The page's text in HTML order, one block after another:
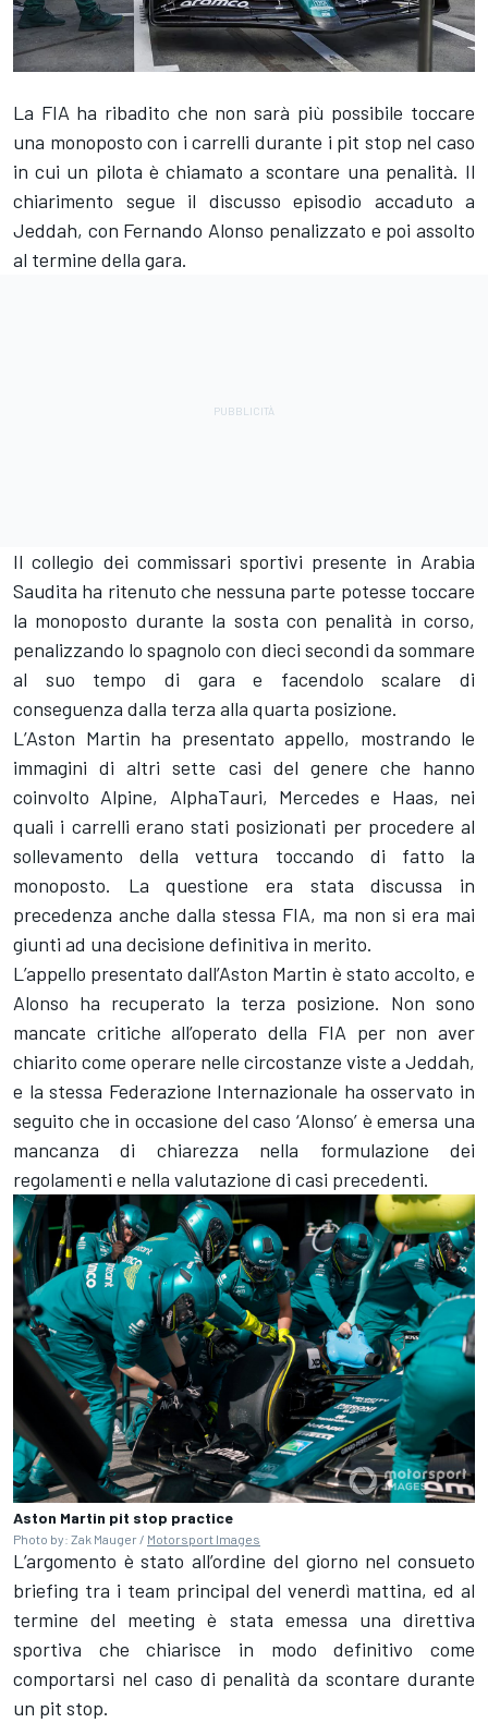
La FIA ha ribadito che non sarà più possibile toccare
una monoposto con i carrelli durante i pit stop nel caso
in cui un pilota è chiamato a scontare una penalità. Il
chiarimento segue il discusso episodio accaduto a
Jeddah, con Fernando Alonso penalizzato e poi assolto
al termine della gara.
Il collegio dei commissari sportivi presente in Arabia
Saudita ha ritenuto che nessuna parte potesse toccare
la monoposto durante la sosta con penalità in corso,
penalizzando lo spagnolo con dieci secondi da sommare
al suo tempo di gara e facendolo scalare di
conseguenza dalla terza alla quarta posizione.
L’Aston Martin ha presentato appello, mostrando le
immagini di altri sette casi del genere che hanno
coinvolto Alpine, AlphaTauri, Mercedes e Haas, nei
quali i carrelli erano stati posizionati per procedere al
sollevamento della vettura toccando di fatto la
monoposto. La questione era stata discussa in
precedenza anche dalla stessa FIA, ma non si era mai
giunti ad una decisione definitiva in merito.
L’appello presentato dall’Aston Martin è stato accolto, e
Alonso ha recuperato la terza posizione. Non sono
mancate critiche all’operato della FIA per non aver
chiarito come operare nelle circostanze viste a Jeddah,
e la stessa Federazione Internazionale ha osservato in
seguito che in occasione del caso ‘Alonso’ è emersa una
mancanza di chiarezza nella formulazione dei
regolamenti e nella valutazione di casi precedenti.
Aston Martin pit stop practice
Photo by: Zak Mauger / Motorsport Images
L’argomento è stato all’ordine del giorno nel consueto
briefing tra i team principal del venerdì mattina, ed al
termine del meeting è stata emessa una direttiva
sportiva che chiarisce in modo definitivo come
comportarsi nel caso di penalità da scontare durante
un pit stop.